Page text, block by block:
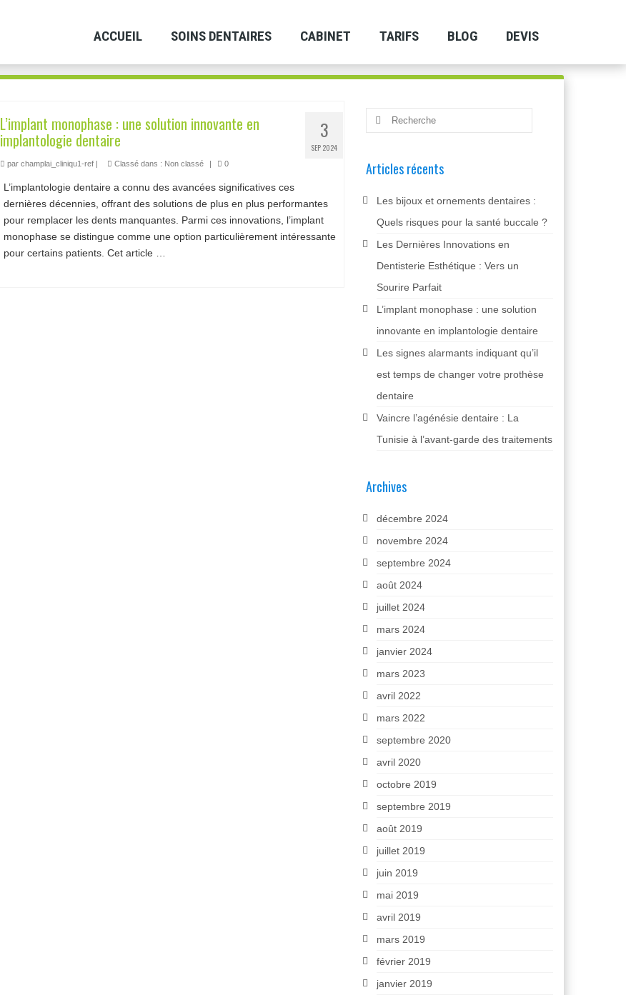
ACCUEIL SOINS DENTAIRES CABINET TARIFS BLOG DEVIS
3
SEP 2024
L’implant monophase : une solution innovante en
implantologie dentaire
par champlai_cliniqu1-ref| Classé dans : Non classé | 0
L’implantologie dentaire a connu des avancées significatives ces
dernières décennies, offrant des solutions de plus en plus performantes
pour remplacer les dents manquantes. Parmi ces innovations, l’implant
monophase se distingue comme une option particulièrement intéressante
pour certains patients. Cet article …
Rechercher
:
Articles récents
Les bijoux et ornements dentaires :
Quels risques pour la santé buccale ?
Les Dernières Innovations en
Dentisterie Esthétique : Vers un
Sourire Parfait
L’implant monophase : une solution
innovante en implantologie dentaire
Les signes alarmants indiquant qu’il
est temps de changer votre prothèse
dentaire
Vaincre l’agénésie dentaire : La
Tunisie à l’avant-garde des traitements
Archives
décembre 2024
novembre 2024
septembre 2024
août 2024
juillet 2024
mars 2024
janvier 2024
mars 2023
avril 2022
mars 2022
septembre 2020
avril 2020
octobre 2019
septembre 2019
août 2019
juillet 2019
juin 2019
mai 2019
avril 2019
mars 2019
février 2019
janvier 2019